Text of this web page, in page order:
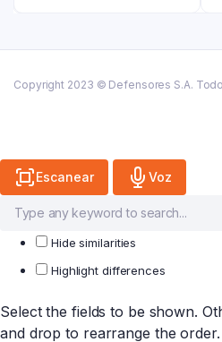
Copyright 2023 © Defensores S.A.
Escanear Voz
Hide similarities
Highlight differences
Select the fields to be shown.
and drop to rearrange the order.